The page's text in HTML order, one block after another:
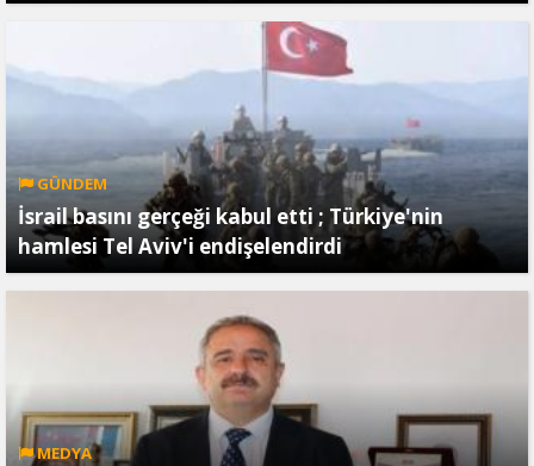
GÜNDEM
İsrail basını gerçeği kabul etti ; Türkiye'nin
hamlesi Tel Aviv'i endişelendirdi
MEDYA